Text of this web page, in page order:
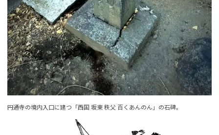
円通寺の境内入口に建つ「西国 坂東 秩父 百くあんのん」の石碑。